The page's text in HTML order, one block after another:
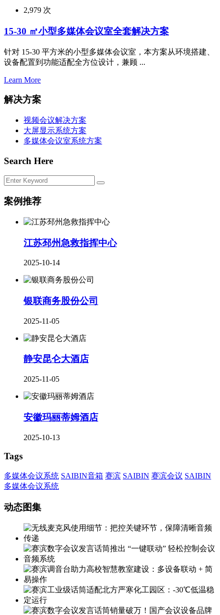
2,979 次
15-30 ㎡小型多媒体会议室全套解决方案
针对 15-30 平方米的小型多媒体会议室，本方案从环境搭建、
设备配置到功能适配全方位设计，兼顾 ...
Learn More
解决方案
视频会议解决方案
大屏显示系统方案
多媒体会议室系统方案
Search Here
案例推荐
江苏邳州急救指挥中心
2025-10-14
银联商务股份公司
2025-11-05
静安昆仑大酒店
2025-11-05
安徽玛丽蒂姆酒店
2025-10-13
Tags
多媒体会议系统 SAIBIN音箱 赛滨 SAIBIN 赛滨会议 SAIBIN
多媒体会议系统
动态图集